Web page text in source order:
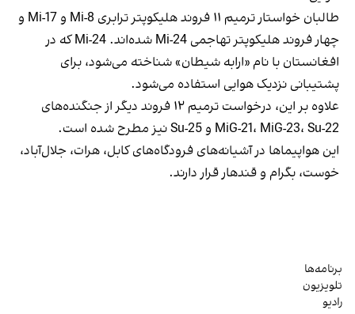
طالبان خواستار ترمیم ۱۱ فروند هلیکوپتر ترابری Mi-8 و Mi-17 و
چهار فروند هلیکوپتر تهاجمی Mi-24 شده‌اند. Mi-24 که در
افغانستان با نام «ارابه شیطان» شناخته می‌شود، برای
پشتیبانی نزدیک هوایی استفاده می‌شود.
علاوه بر این، درخواست ترمیم ۱۲ فروند دیگر از جنگنده‌های
MiG-21، MiG-23، Su-22 و Su-25 نیز مطرح شده است.
این هواپیماها در آشیانه‌های فرودگاه‌های کابل، هرات، جلال‌آباد،
خوست، بگرام و قندهار قرار دارند.
برنامه‌ها
تلویزیون
رادیو